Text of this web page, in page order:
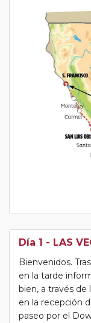
Día 1 - LAS
Bienvenidos.
en la tarde
bien, a través de
en la recepción
paseo por el